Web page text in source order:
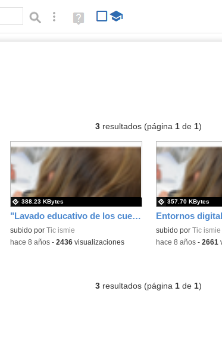
Búsqueda avanzada
Ayuda
(en
3resultados (página 1de 1)
"Lavado educativo de los cuentos". EPUB. Leer antes de leer C26. Entregas destacadas.
subido por Tic ismie
388.23 KBytes
-hace 8 años- 2436visualizaciones
subido por Tic ismie
357.70 KBytes
-hace 8 años- 2661
3resultados (página 1de 1)